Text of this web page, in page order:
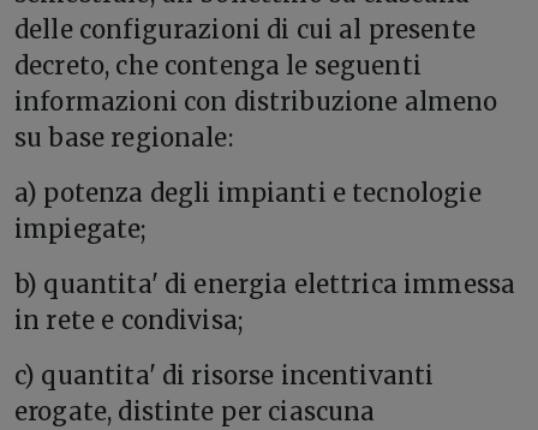
delle configurazioni di cui al presente
decreto, che contenga le seguenti
informazioni con distribuzione almeno
su base regionale:
a) potenza degli impianti e tecnologie
impiegate;
b) quantita' di energia elettrica immessa
in rete e condivisa;
c) quantita' di risorse incentivanti
erogate, distinte per ciascuna